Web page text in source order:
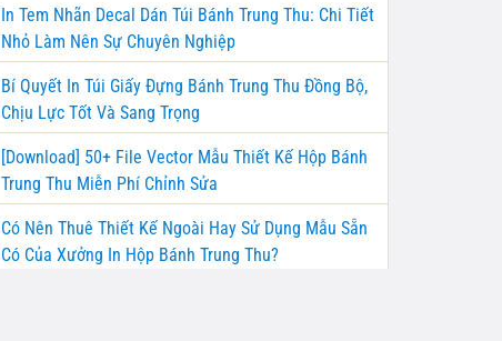
In Tem Nhãn Decal Dán Túi Bánh Trung Thu: Chi Tiết
Nhỏ Làm Nên Sự Chuyên Nghiệp
Bí Quyết In Túi Giấy Đựng Bánh Trung Thu Đồng Bộ,
Chịu Lực Tốt Và Sang Trọng
[Download] 50+ File Vector Mẫu Thiết Kế Hộp Bánh
Trung Thu Miễn Phí Chỉnh Sửa
Có Nên Thuê Thiết Kế Ngoài Hay Sử Dụng Mẫu Sẵn
Có Của Xưởng In Hộp Bánh Trung Thu?